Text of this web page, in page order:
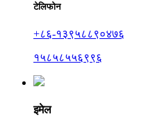
टेलिफोन
+८६-१३९५८८९०४७६
१५८५८५५६९९६
इमेल